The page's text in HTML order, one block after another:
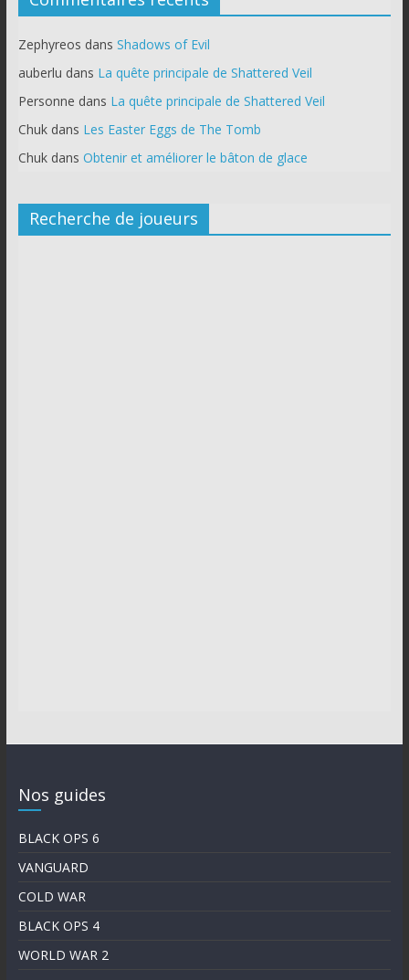
Zephyreos dans Shadows of Evil
auberlu dans La quête principale de Shattered Veil
Personne dans La quête principale de Shattered Veil
Chukdans Les Easter Eggs de The Tomb
Chukdans Obtenir et améliorer le bâton de glace
Recherche de joueurs
Nos guides
BLACK OPS 6
VANGUARD
COLD WAR
BLACK OPS 4
WORLD WAR 2